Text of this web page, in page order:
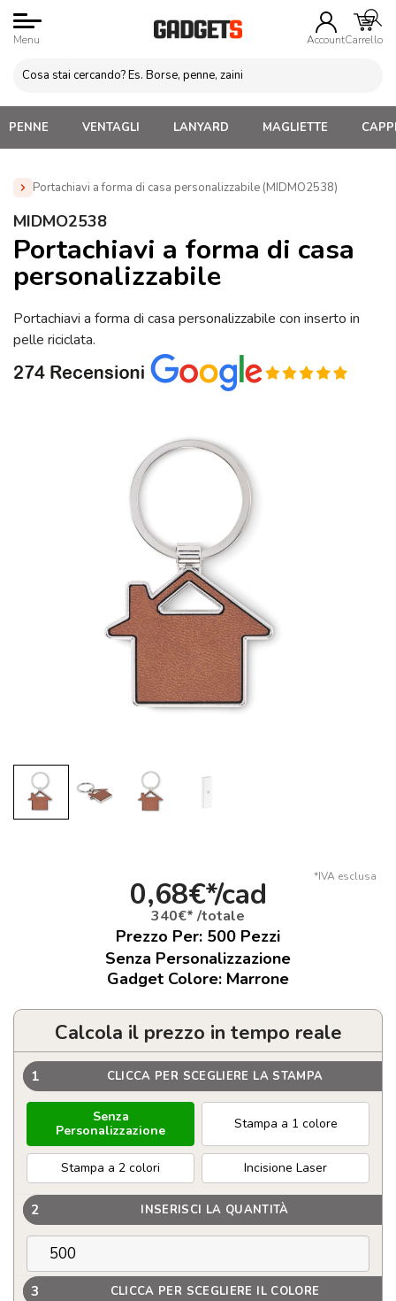
Menu AccountCarrello
PENNE VENTAGLI LANYARD MAGLIETTE
Portachiavi a forma di casa personalizzabile (MIDMO2538)
Home » Portachiavi Personalizzati
(MIDMO2538)
MIDMO2538
Portachiavi a forma di casa
personalizzabile
Portachiavi a forma di casa personalizzabile con inserto in
pelle riciclata.
*IVA esclusa
0,68€*/cad
340€* /totale
Prezzo Per: 500 Pezzi
Senza Personalizzazione
Gadget Colore: Marrone
Calcola il prezzo in tempo reale
1 CLICCA PER SCEGLIERE LA STAMPA
Senza
Personalizzazione
Stampa a 1 colore
Stampa a 2 colori Incisione Laser
2 INSERISCI LA QUANTITÀ
3 CLICCA PER SCEGLIERE IL COLORE